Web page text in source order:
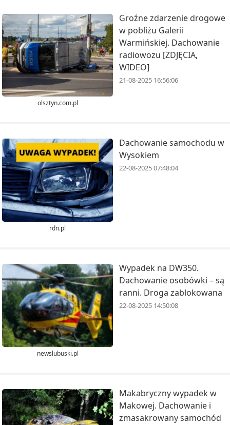
olsztyn.com.pl
Groźne zdarzenie drogowe
w pobliżu Galerii
Warmińskiej. Dachowanie
radiowozu [ZDJĘCIA,
WIDEO]
21-08-2025 16:56:06
rdn.pl
Dachowanie samochodu w
Wysokiem
22-08-2025 07:48:04
newslubuski.pl
Wypadek na DW350.
Dachowanie osobówki – są
ranni. Droga zablokowana
22-08-2025 14:50:08
Makabryczny wypadek w
Makowej. Dachowanie i
zmasakrowany samochód